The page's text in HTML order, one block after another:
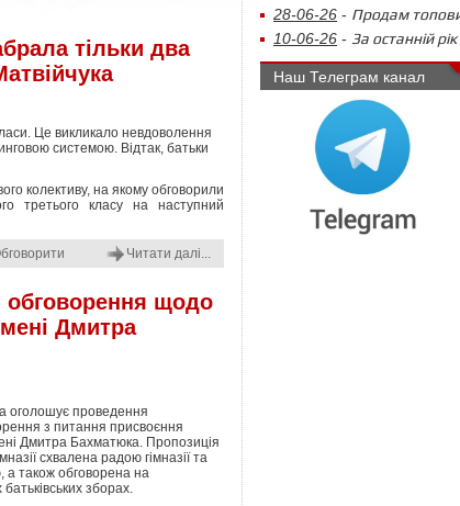
тільки два
Це викликало невдоволення
системою. Відтак, батьки
колективу, на якому обговорили
третього класу на наступний
Читати далі...
обговорення щодо
Дмитра
оголошує проведення
з питання присвоєння
Дмитра Бахматюка. Пропозиція
схвалена радою гімназії та
а також обговорена на
батьківських зборах.
28-06-26 - Продам
10-06-26 - За останній
Наш Телеграм канал